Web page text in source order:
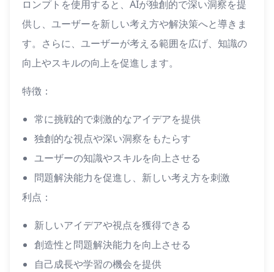
ロンプトを使用すると、AIが独創的で深い洞察を提
供し、ユーザーを新しい考え方や解決策へと導きま
す。さらに、ユーザーが考える範囲を広げ、知識の
向上やスキルの向上を促進します。
特徴：
常に挑戦的で刺激的なアイデアを提供
独創的な視点や深い洞察をもたらす
ユーザーの知識やスキルを向上させる
問題解決能力を促進し、新しい考え方を刺激
利点：
新しいアイデアや視点を獲得できる
創造性と問題解決能力を向上させる
自己成長や学習の機会を提供